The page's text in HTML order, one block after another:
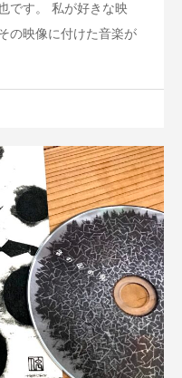
です。 私が好きな映
の映像に付けた音楽が